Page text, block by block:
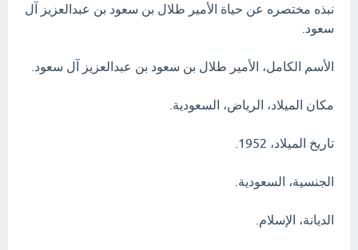
نبذه مختصره عن حياة الأمير طلال بن سعود بن عبدالعزيز آل
سعود.
الأسم الكامل، الأمير طلال بن سعود بن عبدالعزيز آل سعود.
مكان الميلاد، الرياض، السعودية.
تاريخ الميلاد، 1952.
الجنسية، السعودية.
الديانة، الإسلام.